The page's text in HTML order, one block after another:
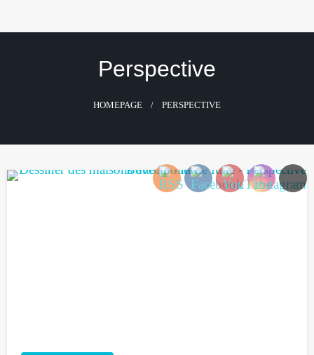
content
Perspective
HOMEPAGE PERSPECTIVE